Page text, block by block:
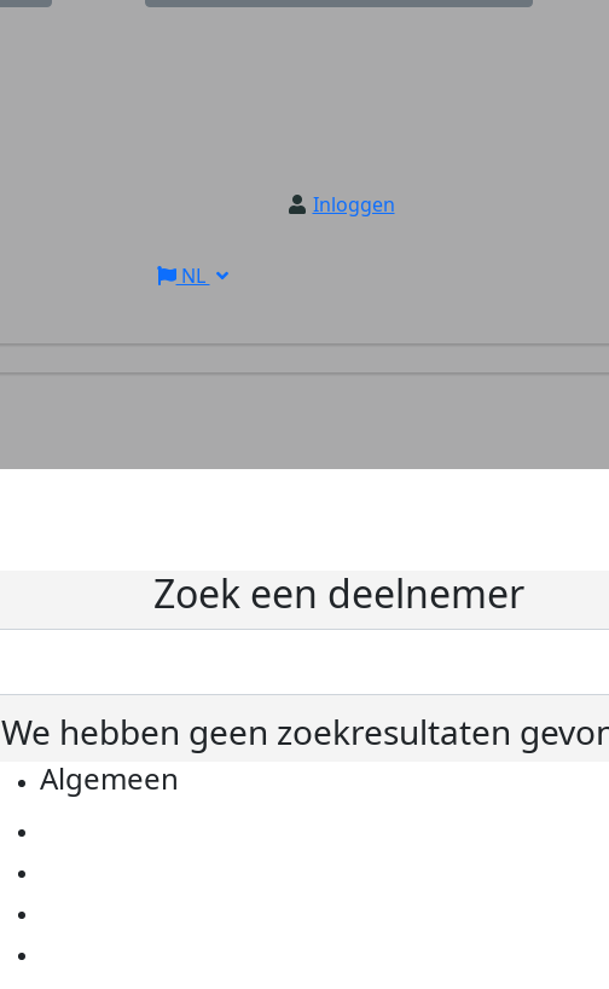
Inloggen
NL
Zoek een deelnemer
We hebben geen zoekresultaten
Algemeen